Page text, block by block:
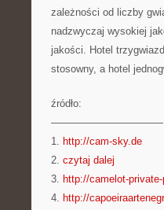
zależności od liczby
nadzwyczaj wysokiej
jakości. Hotel
stosowny, a hotel
źródło:
———————————
1. http://cam-sky.de
2. czytaj dalej
3. http://camelot-
4. http://